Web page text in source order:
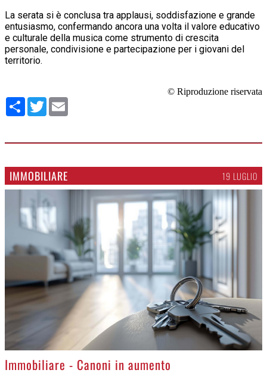
La serata si è conclusa tra applausi, soddisfazione e grande
entusiasmo, confermando ancora una volta il valore educativo
e culturale della musica come strumento di crescita
personale, condivisione e partecipazione per i giovani del
territorio.
© Riproduzione riservata
Condividi
Twitter
IMMOBILIARE 19 LUGLIO
Immobiliare - Canoni in aumento